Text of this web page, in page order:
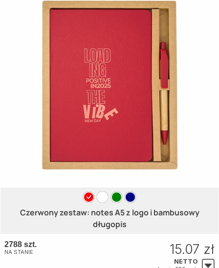
Czerwony zestaw: notes A5 z logo i bambusowy
długopis
2788 szt.
NA STANIE 15.07 zł
NETTO